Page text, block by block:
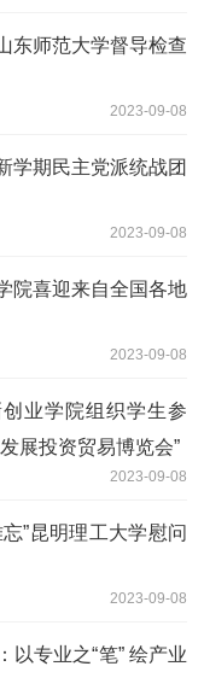
东师范大学督导检查
2023-09-08
学期民主党派统战团
2023-09-08
院喜迎来自全国各地
2023-09-08
业学院组织学生参
展投资贸易博览会”
2023-09-08
”昆明理工大学慰问
2023-09-08
以专业之“笔” 绘产业